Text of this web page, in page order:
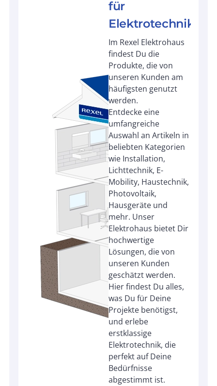
für
Elektrotechnik
Im Rexel Elektrohaus
findest Du die
Produkte, die von
unseren Kunden am
häufigsten genutzt
werden.
Entdecke eine
umfangreiche
Auswahl an Artikeln in
beliebten Kategorien
wie Installation,
Lichttechnik, E-
Mobility, Haustechnik,
Photovoltaik,
Hausgeräte und
mehr. Unser
Elektrohaus bietet Dir
hochwertige
Lösungen, die von
unseren Kunden
geschätzt werden.
Hier findest Du alles,
was Du für Deine
Projekte benötigst,
und erlebe
erstklassige
Elektrotechnik, die
perfekt auf Deine
Bedürfnisse
abgestimmt ist.